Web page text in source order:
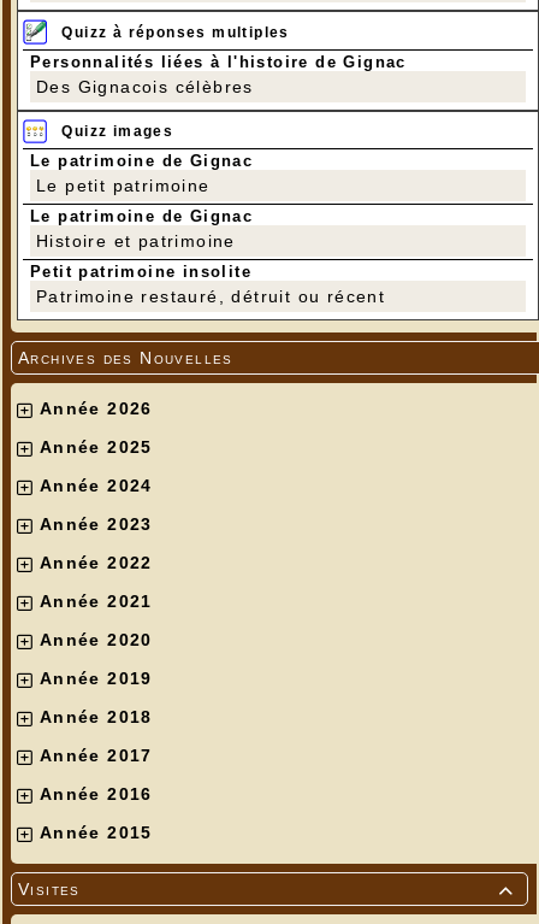
Quizz à réponses multiples
Personnalités liées à l'histoire de Gignac
Des Gignacois célèbres
Quizz images
Le patrimoine de Gignac
Le petit patrimoine
Le patrimoine de Gignac
Histoire et patrimoine
Petit patrimoine insolite
Patrimoine restauré, détruit ou récent
Archives des Nouvelles
Année 2026
Année 2025
Année 2024
Année 2023
Année 2022
Année 2021
Année 2020
Année 2019
Année 2018
Année 2017
Année 2016
Année 2015

Visites